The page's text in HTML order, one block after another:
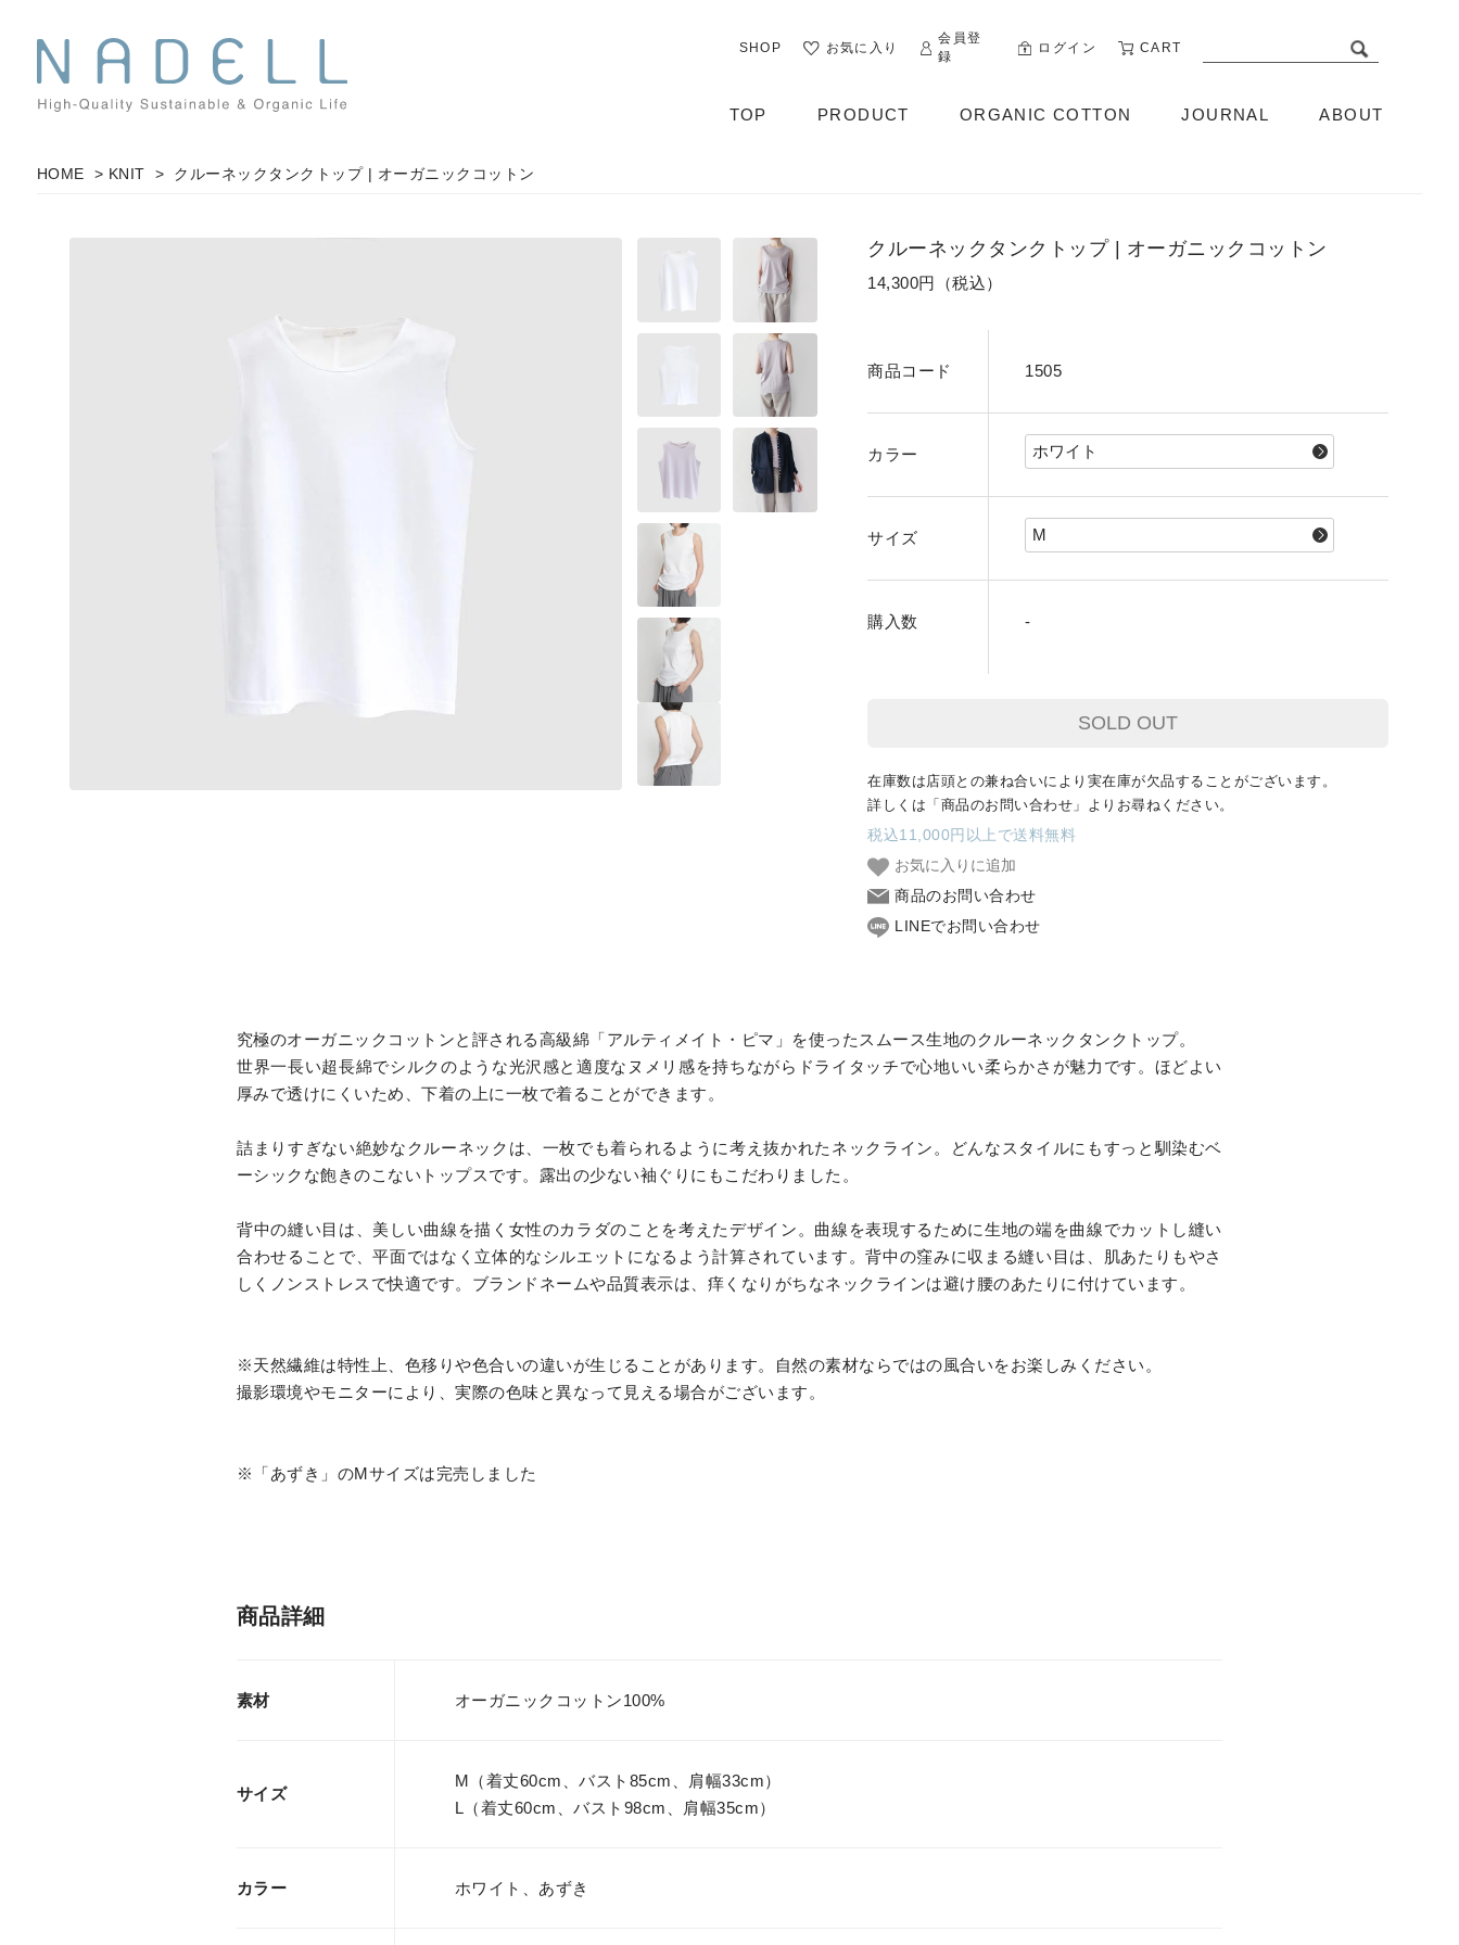
SHOP お気に入り
会員登
録
ログイン CART
TOP PRODUCT
CUT&SEWN
KNIT
SHIRT / BLOUSE
DRESS
PANTS / LEGGINS
SKIRT
ORGANIC COTTON JOURNAL ABOUT
HOME > KNIT > クルーネックタンクトップ | オーガニックコットン
クルーネックタンクトップ | オーガニックコットン
14,300円（税込）
商品コード 1505
カラー
サイズ
購入数 -
SOLD OUT
在庫数は店頭との兼ね合いにより 実在庫が欠品することがございます。
詳しくは「商品のお問い合わせ」よりお尋ねください。
税込11,000円以上で送料無料
お気に入りに追加
商品のお問い合わせ
LINEでお問い合わせ
究極のオーガニックコットンと評される高級綿「アルティメイト・ピマ」を使ったスムース生地のクルーネックタンクトップ。
世界一長い超長綿でシルクのような光沢感と適度なヌメリ感を持ちながらドライタッチで心地いい柔らかさが魅力です。ほどよい
厚みで透けにくいため、下着の上に一枚で着ることができます。
詰まりすぎない絶妙なクルーネックは、一枚でも着られるように考え抜かれたネックライン。どんなスタイルにもすっと馴染むベ
ーシックな飽きのこないトップスです。露出の少ない袖ぐりにもこだわりました。
背中の縫い目は、美しい曲線を描く女性のカラダのことを考えたデザイン。曲線を表現するために生地の端を曲線でカットし縫い
合わせることで、平面ではなく立体的なシルエットになるよう計算されています。背中の窪みに収まる縫い目は、肌あたりもやさ
しくノンストレスで快適です。ブランドネームや品質表示は、痒くなりがちなネックラインは避け腰のあたりに付けています。
※天然繊維は特性上、色移りや色合いの違いが生じることがあります。自然の素材ならではの風合いをお楽しみください。
撮影環境やモニターにより、実際の色味と異なって見える場合がございます。
※「あずき」のMサイズは完売しました
商品詳細
素材 オーガニックコットン100%
サイズ
M（着丈60cm、バスト85cm、肩幅33cm）
L（着丈60cm、バスト98cm、肩幅35cm）
カラー ホワイト、あずき